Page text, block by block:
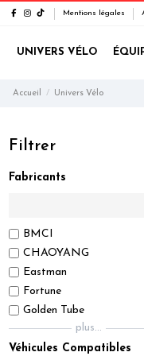
Mentions légales
UNIVERS VÉLO
Accueil Univers Vélo
Filtrer
Fabricants
BMCI
CHAOYANG
Eastman
Fortune
Golden Tube
plus...
Véhicules Compatibles